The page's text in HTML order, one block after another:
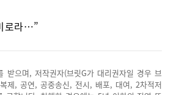
로라…”
받으며, 저작권자(브릿G가 대리권자일 경우 브
제, 공연, 공중송신, 전시, 배포, 대여, 2차적저